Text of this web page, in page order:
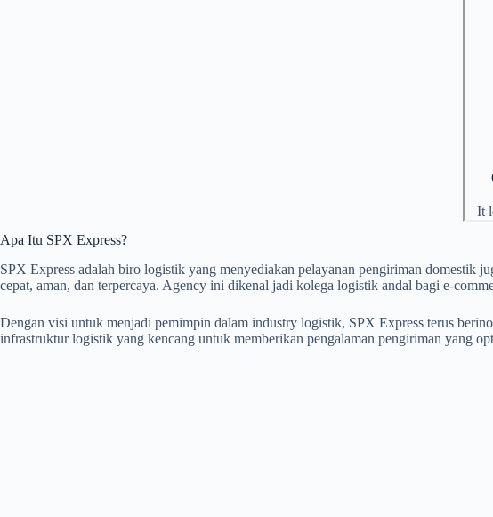
Apa Itu SPX Express?
SPX Express adalah biro logistik yang menyediakan pelayanan pengiriman domestik
cepat, aman, dan terpercaya. Agency ini dikenal jadi kolega logistik andal bagi e-
Dengan visi untuk menjadi pemimpin dalam industry logistik, SPX Express terus
infrastruktur logistik yang kencang untuk memberikan pengalaman pengiriman yang